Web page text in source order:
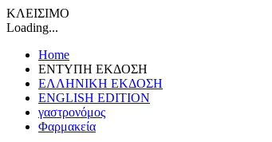
ΚΛΕΙΣΙΜΟ
Loading...
Home
ΕΝΤΥΠΗ ΕΚΔΟΣΗ
ΕΛΛΗΝΙΚΗ ΕΚΔΟΣΗ
ENGLISH EDITION
γαστρονόμος
Φαρμακεία